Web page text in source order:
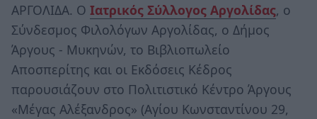
ΑΡΓΟΛΙΔΑ. Ο Ιατρικός Σύλλογος Αργολίδας, ο
Σύνδεσμος Φιλολόγων Αργολίδας, ο Δήμος
Άργους - Μυκηνών, το Βιβλιοπωλείο
Αποσπερίτης και οι Εκδόσεις Κέδρος
παρουσιάζουν στο Πολιτιστικό Κέντρο Άργους
«Μέγας Αλέξανδρος» (Αγίου Κωνσταντίνου 29,